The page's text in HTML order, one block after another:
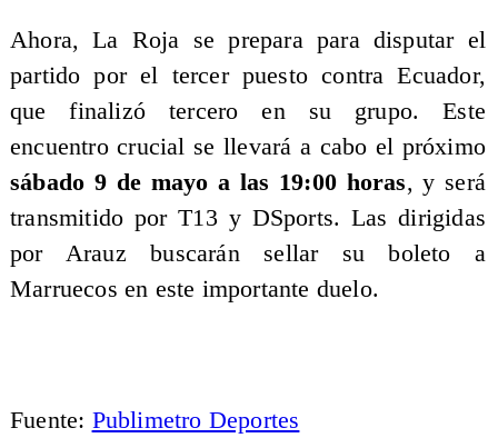
Ahora, La Roja se prepara para disputar el
partido por el tercer puesto contra Ecuador,
que finalizó tercero en su grupo. Este
encuentro crucial se llevará a cabo el próximo
sábado 9 de mayo a las 19:00 horas, y será
transmitido por T13 y DSports. Las dirigidas
por Arauz buscarán sellar su boleto a
Marruecos en este importante duelo.
Fuente: Publimetro Deportes